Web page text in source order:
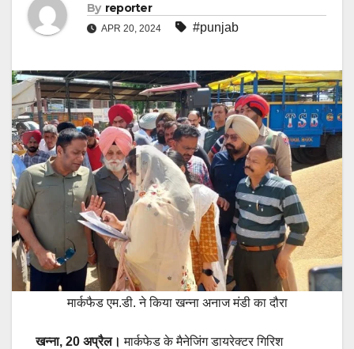
By reporter
APR 20, 2024 #punjab
मार्कफैड एम.डी. ने किया खन्ना अनाज मंडी का दौरा
खन्ना, 20 अप्रैल।मार्कफेड के मैनेजिंग डायरेक्टर गिरिश